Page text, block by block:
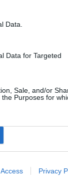
Data.
Data for Targeted
Sale, and/or
Purposes for
Privacy